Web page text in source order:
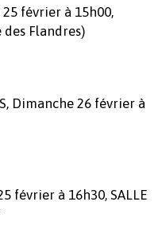
25 février à 15h00,
des Flandres)
Dimanche 26 février à
février à 16h30, SALLE